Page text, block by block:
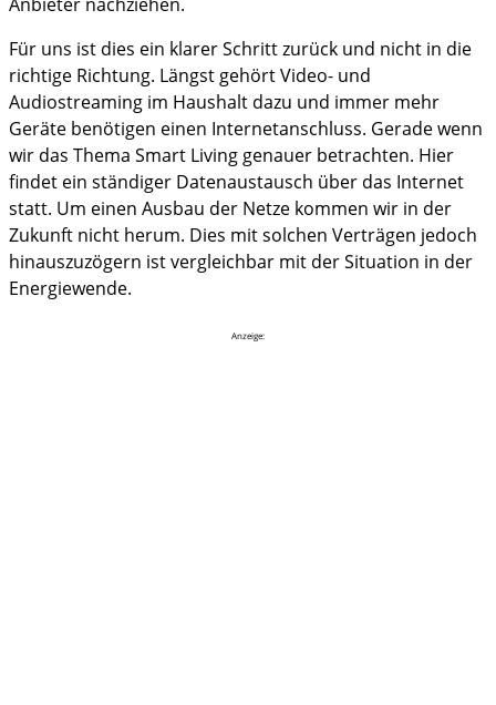
Für uns ist dies ein klarer Schritt zurück und nicht in die
richtige Richtung. Längst gehört Video- und
Audiostreaming im Haushalt dazu und immer mehr
Geräte benötigen einen Internetanschluss. Gerade wenn
wir das Thema Smart Living genauer betrachten. Hier
findet ein ständiger Datenaustausch über das Internet
statt. Um einen Ausbau der Netze kommen wir in der
Zukunft nicht herum. Dies mit solchen Verträgen jedoch
hinauszuzögern ist vergleichbar mit der Situation in der
Energiewende.
Anzeige: